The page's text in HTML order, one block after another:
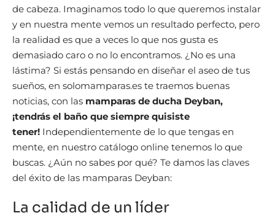
de cabeza. Imaginamos todo lo que queremos instalar
y en nuestra mente vemos un resultado perfecto, pero
la realidad es que a veces lo que nos gusta es
demasiado caro o no lo encontramos. ¿No es una
lástima? Si estás pensando en diseñar el aseo de tus
sueños, en solomamparas.es te traemos buenas
noticias, con las mamparas de ducha Deyban,
¡tendrás el baño que siempre quisiste
tener! Independientemente de lo que tengas en
mente, en nuestro catálogo online tenemos lo que
buscas. ¿Aún no sabes por qué? Te damos las claves
del éxito de las mamparas Deyban:
La calidad de un líder